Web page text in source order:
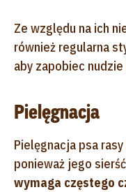
Ze względu na ich
również regularna
aby zapobiec
Pielęgnacja
Pielęgnacja psa
ponieważ jego
wymaga częstego